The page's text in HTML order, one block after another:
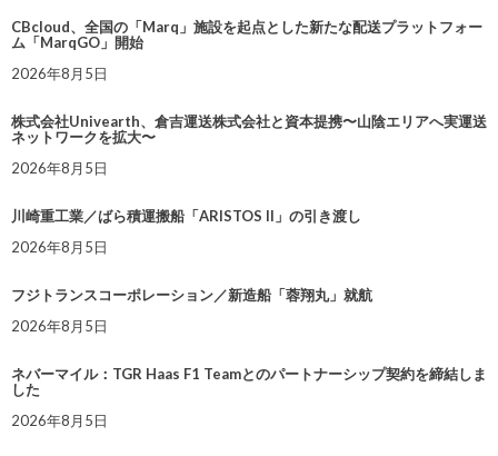
CBcloud、全国の「Marq」施設を起点とした新たな配送プラットフォー
ム「MarqGO」開始
2026年8月5日
株式会社Univearth、倉吉運送株式会社と資本提携〜山陰エリアへ実運送
ネットワークを拡大〜
2026年8月5日
川崎重工業／ばら積運搬船「ARISTOS II」の引き渡し
2026年8月5日
フジトランスコーポレーション／新造船「蓉翔丸」就航
2026年8月5日
ネバーマイル：TGR Haas F1 Teamとのパートナーシップ契約を締結しま
した
2026年8月5日